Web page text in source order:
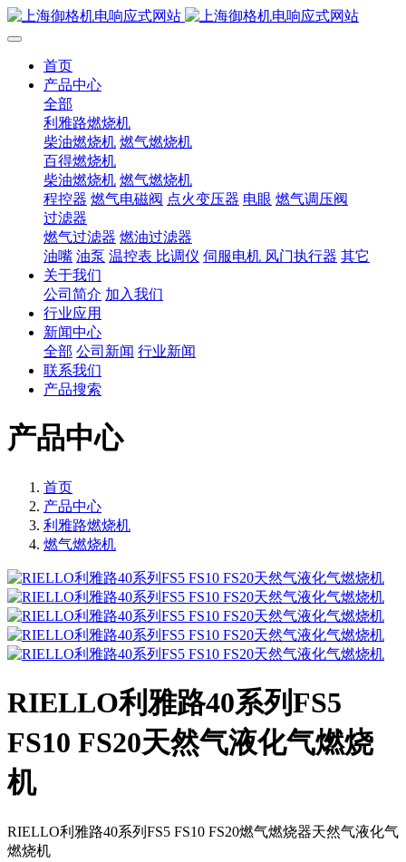
首页
产品中心
全部
利雅路燃烧机
柴油燃烧机 燃气燃烧机
百得燃烧机
柴油燃烧机 燃气燃烧机
程控器 燃气电磁阀 点火变压器 电眼 燃气调压阀
过滤器
燃气过滤器 燃油过滤器
油嘴 油泵 温控表 比调仪 伺服电机 风门执行器 其它
关于我们
公司简介 加入我们
行业应用
新闻中心
全部 公司新闻 行业新闻
联系我们
产品搜索
产品中心
首页
产品中心
利雅路燃烧机
燃气燃烧机
RIELLO利雅路40系列FS5
FS10 FS20天然气液化气燃烧
机
RIELLO利雅路40系列FS5 FS10 FS20燃气燃烧器天然气液化气
燃烧机